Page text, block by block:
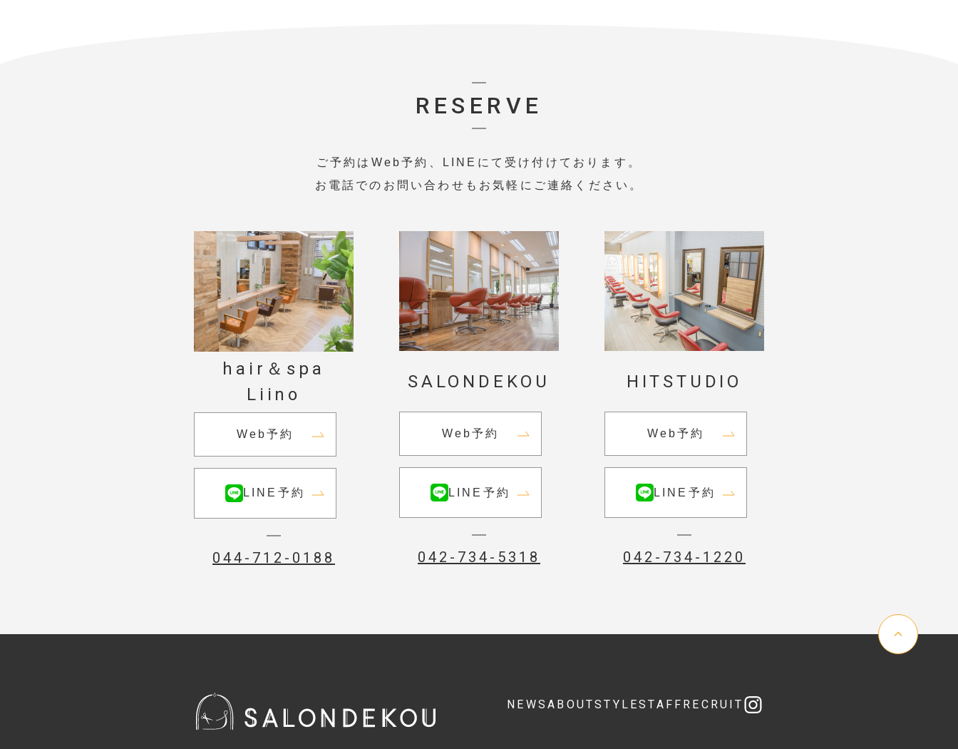
RESERVE
ご予約はWeb予約、LINEにて受け付けております。
お電話でのお問い合わせもお気軽にご連絡ください。
hair＆spa
Liino
Web予約
LINE予約
044-712-0188
SALONDEKOU
Web予約
LINE予約
042-734-5318
HITSTUDIO
Web予約
LINE予約
042-734-1220
NEWSABOUTSTYLESTAFF RECRUIT